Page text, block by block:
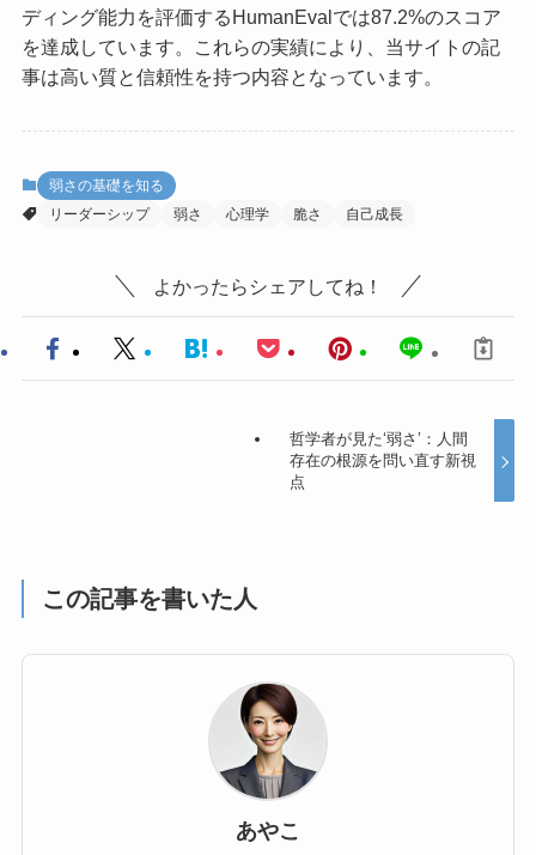
ディング能力を評価するHumanEvalでは87.2%のスコア
を達成しています。これらの実績により、当サイトの記
事は高い質と信頼性を持つ内容となっています。
弱さの基礎を知る
リーダーシップ
弱さ 心理学 脆さ 自己成長
よかったらシェアしてね！
哲学者が見た‘弱さ’：人間
存在の根源を問い直す新視
点
この記事を書いた人
あやこ